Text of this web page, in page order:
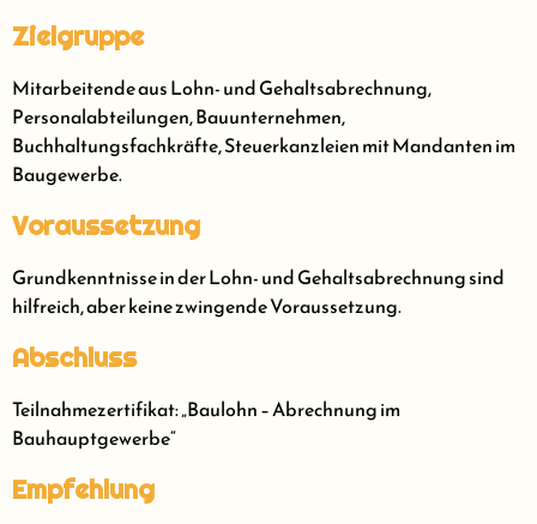
Zielgruppe
Mitarbeitende aus Lohn- und Gehaltsabrechnung,
Personalabteilungen, Bauunternehmen,
Buchhaltungsfachkräfte, Steuerkanzleien mit Mandanten im
Baugewerbe.
Voraussetzung
Grundkenntnisse in der Lohn- und Gehaltsabrechnung sind
hilfreich, aber keine zwingende Voraussetzung.
Abschluss
Teilnahmezertifikat: „Baulohn – Abrechnung im
Bauhauptgewerbe“
Empfehlung